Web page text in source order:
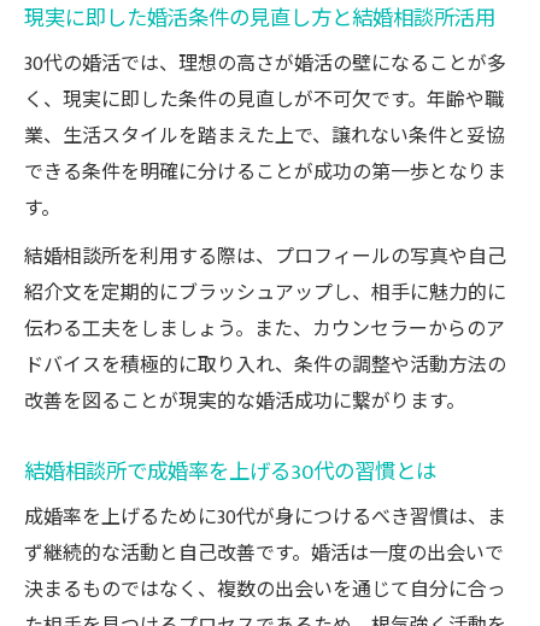
現実に即した婚活条件の見直し方と結婚相談所活用
30代の婚活では、理想の高さが婚活の壁になることが多
く、現実に即した条件の見直しが不可欠です。年齢や職
業、生活スタイルを踏まえた上で、譲れない条件と妥協
できる条件を明確に分けることが成功の第一歩となりま
す。
結婚相談所を利用する際は、プロフィールの写真や自己
紹介文を定期的にブラッシュアップし、相手に魅力的に
伝わる工夫をしましょう。また、カウンセラーからのア
ドバイスを積極的に取り入れ、条件の調整や活動方法の
改善を図ることが現実的な婚活成功に繋がります。
結婚相談所で成婚率を上げる30代の習慣とは
成婚率を上げるために30代が身につけるべき習慣は、ま
ず継続的な活動と自己改善です。婚活は一度の出会いで
決まるものではなく、複数の出会いを通じて自分に合っ